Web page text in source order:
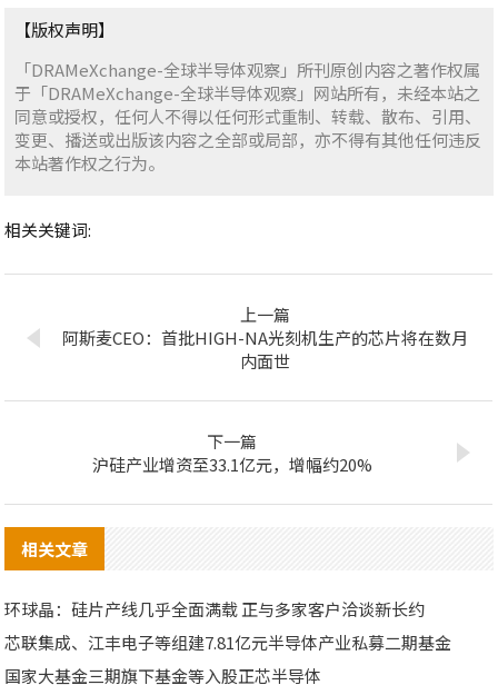
【版权声明】
「DRAMeXchange-全球半导体观察」所刊原创内容之著作权属
于「DRAMeXchange-全球半导体观察」网站所有，未经本站之
同意或授权，任何人不得以任何形式重制、转载、散布、引用、
变更、播送或出版该内容之全部或局部，亦不得有其他任何违反
本站著作权之行为。
相关关键词:
上一篇
阿斯麦CEO：首批HIGH-NA光刻机生产的芯片将在数月
内面世
下一篇
沪硅产业增资至33.1亿元，增幅约20%
相关文章
环球晶：硅片产线几乎全面满载 正与多家客户洽谈新长约
芯联集成、江丰电子等组建7.81亿元半导体产业私募二期基金
国家大基金三期旗下基金等入股正芯半导体